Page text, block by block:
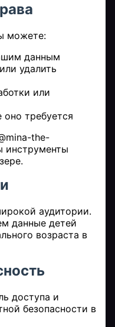
можете:
данным
удалить
или
оно требуется
the-
инструменты
аудитории.
данные детей
возраста в
доступа и
безопасности в